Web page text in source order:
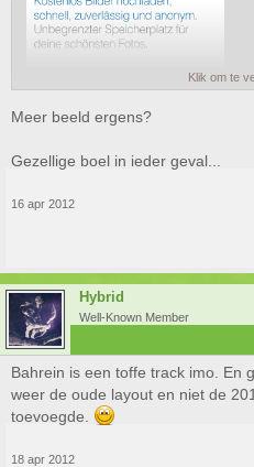
Klik om te
Meer beeld ergens?
Gezellige boel in ieder geval...
16 apr 2012
Hybrid
Well-Known Member
Bahrein is een toffe track imo. En
weer de oude layout en niet de
toevoegde.
18 apr 2012